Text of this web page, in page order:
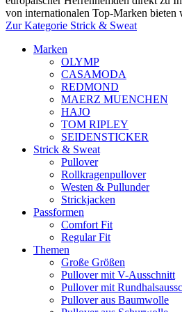
von internationalen Top-Marken bieten
Zur Kategorie Strick & Sweat
Marken
OLYMP
CASAMODA
REDMOND
MAERZ MUENCHEN
HAJO
TOM RIPLEY
SEIDENSTICKER
Strick & Sweat
Pullover
Rollkragenpullover
Westen & Pullunder
Strickjacken
Passformen
Comfort Fit
Regular Fit
Themen
Große Größen
Pullover mit V-Ausschnitt
Pullover mit
Pullover aus Baumwolle